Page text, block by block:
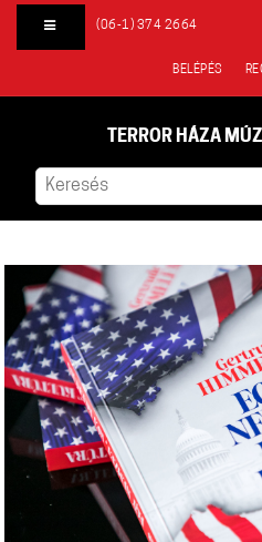
(06-1) 374 2664
BELÉPÉS
TERROR HÁZA